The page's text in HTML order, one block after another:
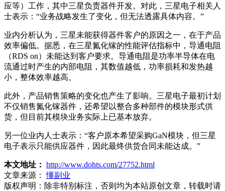
应等）工作，其中三星负责器件开发。对此，三星电子相关人
士表示：“业务战略发生了变化，但无法透露具体内容。”
业内分析认为，三星未能获得器件客户的原因之一，在于产品
效率偏低。据悉，在三星氮化镓的性能评估指标中，导通电阻
（RDS on）未能达到客户要求。导通电阻是功率半导体在电
流通过时产生的内部电阻，其数值越低，功率损耗和发热越
小，整体效率越高。
此外，产品销售策略的变化也产生了影响。三星电子最初计划
不仅销售氮化镓器件，还希望以整合多种部件的模块形式供
货，但目前其模块业务实际上已基本放弃。
另一位业内人士表示：“客户原本希望采购GaN模块，但三星
电子表示只能供应器件，因此最终供货合同未能达成。”
本文地址： http://www.dohts.com/27752.html
文章来源：
懂副业
版权声明： 除非特别标注，否则均为本站原创文章，转载时请